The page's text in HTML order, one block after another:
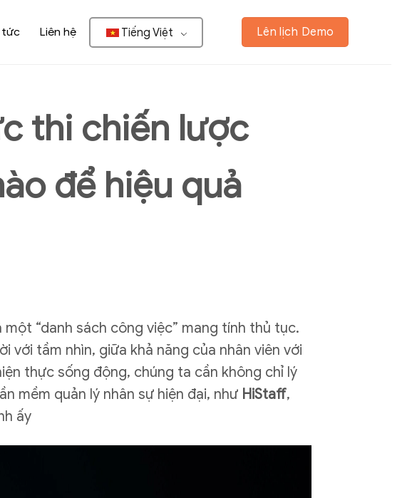
tức Liên hệ Tiếng Việt Lên lịch Demo
thi chiến lược
để hiệu quả
“danh sách công việc” mang tính thủ tục.
với tầm nhìn, giữa khả năng của nhân viên với
thực sống động, chúng ta cần không chỉ lý
mềm quản lý nhân sự hiện đại, như HiStaff,
ấy